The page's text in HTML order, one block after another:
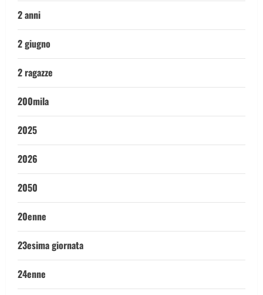
2 anni
2 giugno
2 ragazze
200mila
2025
2026
2050
20enne
23esima giornata
24enne